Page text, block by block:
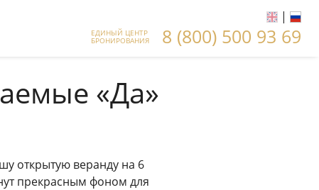
|
ЕДИНЫЙ ЦЕНТР
БРОНИРОВАНИЯ 8 (800) 500 93 69
«Да»
открытую веранду на 6
прекрасным фоном для